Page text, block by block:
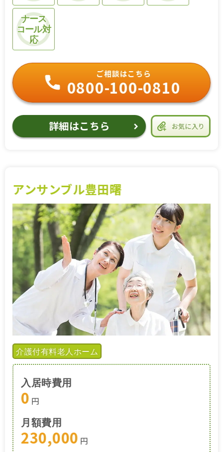
ナース
コール対
応
お気に入り
ご相談はこちら
0800-100-0810
詳細はこちら
アンサンブル豊田曙
介護付有料老人ホーム
入居時費用
0 円
月額費用
230,000 円